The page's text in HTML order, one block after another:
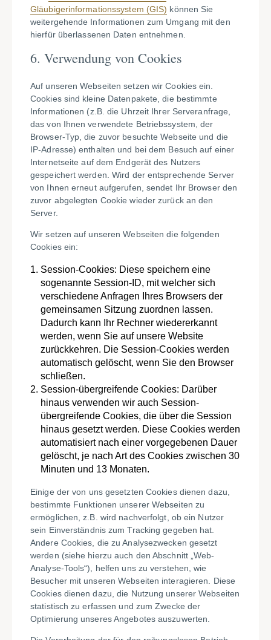
Gläubigerinformationssystem (GIS) können Sie
weitergehende Informationen zum Umgang mit den
hierfür überlassenen Daten entnehmen.
6. Verwendung von Cookies
Auf unseren Webseiten setzen wir Cookies ein.
Cookies sind kleine Datenpakete, die bestimmte
Informationen (z.B. die Uhrzeit Ihrer Serveranfrage,
das von Ihnen verwendete Betriebssystem, der
Browser-Typ, die zuvor besuchte Webseite und die
IP-Adresse) enthalten und bei dem Besuch auf einer
Internetseite auf dem Endgerät des Nutzers
gespeichert werden. Wird der entsprechende Server
von Ihnen erneut aufgerufen, sendet Ihr Browser den
zuvor abgelegten Cookie wieder zurück an den
Server.
Wir setzen auf unseren Webseiten die folgenden
Cookies ein:
Session-Cookies: Diese speichern eine
sogenannte Session-ID, mit welcher sich
verschiedene Anfragen Ihres Browsers der
gemeinsamen Sitzung zuordnen lassen.
Dadurch kann Ihr Rechner wiedererkannt
werden, wenn Sie auf unsere Website
zurückkehren. Die Session-Cookies werden
automatisch gelöscht, wenn Sie den Browser
schließen.
Session-übergreifende Cookies: Darüber
hinaus verwenden wir auch Session-
übergreifende Cookies, die über die Session
hinaus gesetzt werden. Diese Cookies werden
automatisiert nach einer vorgegebenen Dauer
gelöscht, je nach Art des Cookies zwischen 30
Minuten und 13 Monaten.
Einige der von uns gesetzten Cookies dienen dazu,
bestimmte Funktionen unserer Webseiten zu
ermöglichen, z.B. wird nachverfolgt, ob ein Nutzer
sein Einverständnis zum Tracking gegeben hat.
Andere Cookies, die zu Analysezwecken gesetzt
werden (siehe hierzu auch den Abschnitt „Web-
Analyse-Tools“), helfen uns zu verstehen, wie
Besucher mit unseren Webseiten interagieren. Diese
Cookies dienen dazu, die Nutzung unserer Webseiten
statistisch zu erfassen und zum Zwecke der
Optimierung unseres Angebotes auszuwerten.